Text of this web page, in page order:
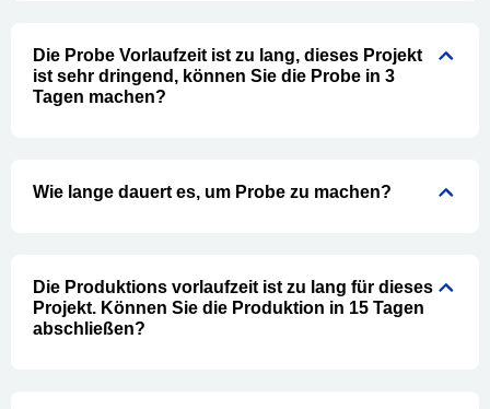
Die Probe Vorlaufzeit ist zu lang, dieses Projekt
ist sehr dringend, können Sie die Probe in 3
Tagen machen?
Wie lange dauert es, um Probe zu machen?
Die Produktions vorlaufzeit ist zu lang für dieses
Projekt. Können Sie die Produktion in 15 Tagen
abschließen?